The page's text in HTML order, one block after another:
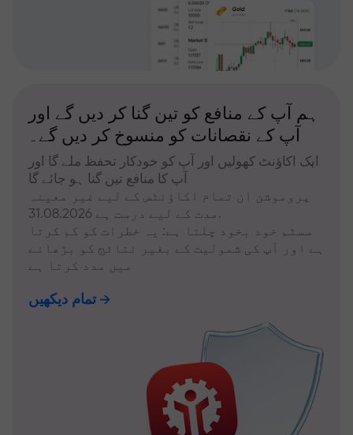
ہم آپ کے منافع کو تین گنا کر دیں گے اور
آپ کے نقصانات کو منسوخ کر دیں گے۔
ایک اکاؤنٹ کھولیں اور آپ کو خودکار تحفظ ملے گا اور
آپ کا منافع تین گنا ہو جائے گا
پروموشن ان تمام اکاؤنٹس کے لیے غیر معینہ
مدت کے لیے درست ہے 31.08.2026.
سسٹم خود بخود چلتا ہے: یہ خطرات کو کم کرتا
ہے اور آپ کی شمولیت کے بغیر نتائج کو بڑھانے
میں مدد کرتا ہے
تمام دیکھیں